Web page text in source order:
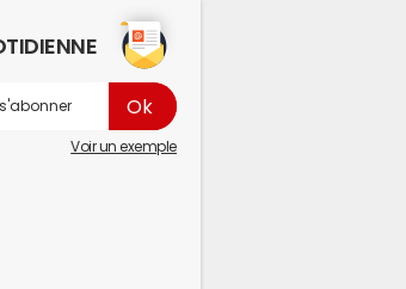
Voir un exemple